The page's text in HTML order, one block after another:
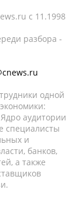
c 11.1998
разбора -
одной
аудитории
специалисты
и
банков,
а также